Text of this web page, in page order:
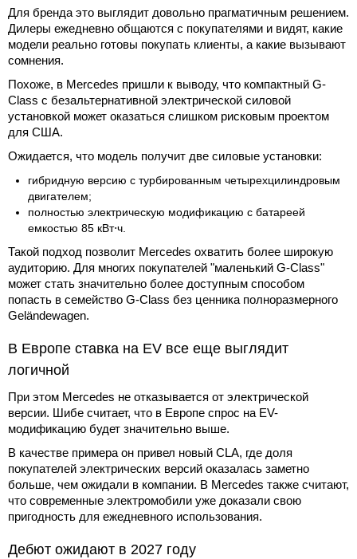
Для бренда это выглядит довольно прагматичным решением.
Дилеры ежедневно общаются с покупателями и видят, какие
модели реально готовы покупать клиенты, а какие вызывают
сомнения.
Похоже, в Mercedes пришли к выводу, что компактный G-
Class с безальтернативной электрической силовой
установкой может оказаться слишком рисковым проектом
для США.
Ожидается, что модель получит две силовые установки:
гибридную версию с турбированным четырехцилиндровым
двигателем;
полностью электрическую модификацию с батареей
емкостью 85 кВт⋅ч.
Такой подход позволит Mercedes охватить более широкую
аудиторию. Для многих покупателей "маленький G-Class"
может стать значительно более доступным способом
попасть в семейство G-Class без ценника полноразмерного
Geländewagen.
В Европе ставка на EV все еще выглядит
логичной
При этом Mercedes не отказывается от электрической
версии. Шибе считает, что в Европе спрос на EV-
модификацию будет значительно выше.
В качестве примера он привел новый CLA, где доля
покупателей электрических версий оказалась заметно
больше, чем ожидали в компании. В Mercedes также считают,
что современные электромобили уже доказали свою
пригодность для ежедневного использования.
Дебют ожидают в 2027 году